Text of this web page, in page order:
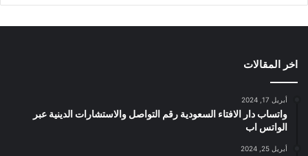
اخر المقالات
أبريل 17, 2024
واتساب دار الافتاء السعودية رقم التواصل والاستشارات الدينية عبر
الواتس اب
أبريل 25, 2024